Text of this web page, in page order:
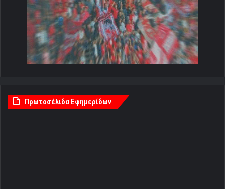
Πρωτοσέλιδα Εφημερίδων